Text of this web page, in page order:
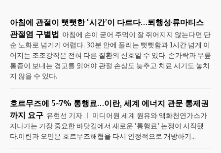
아침에 관절이 뻣뻣한 ‘시간’이 다르다…퇴행성·류마티스
관절염 구별법 아침에 손이 굳어 주먹이 잘 쥐어지지 않는다면 단
순 노화로 넘기기 어렵다. 30분 안에 풀리는 뻣뻣함과 1시간 넘게 이
어지는 조조강직은 전혀 다른 질환의 신호일 수 있다. 손가락과 무릎
통증이 보내는 경고를 읽어야 관절 손상도 늦추고 치료 시기도 놓치
지 않을 수 있다.
호르무즈에 5~7% 통행료…이란, 세계 에너지 관문 통제권
까지 요구 유현선 기자 ㅣ 미디어원 세계 원유와 액화천연가스가
지나가는 가장 중요한 바닷길에서 새로운 ‘통행료’ 논쟁이 시작됐
다.이란과 오만은 호르무즈해협을 다시 안정적으로 개방하기...